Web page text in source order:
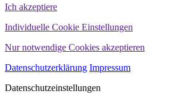
Ich akzeptiere
Individuelle Cookie Einstellungen
Nur notwendige Cookies akzeptieren
Datenschutzerklärung Impressum
Datenschutzeinstellungen